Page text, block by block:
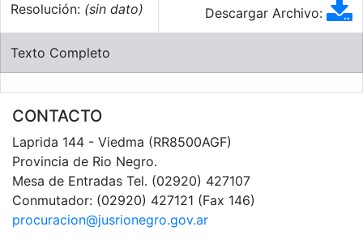
Resolución: (sin dato) Descargar Archivo:
Texto Completo
CONTACTO
Laprida 144 - Viedma (RR8500AGF)
Provincia de Rio Negro.
Mesa de Entradas Tel. (02920) 427107
Conmutador: (02920) 427121 (Fax 146)
procuracion@jusrionegro.gov.ar